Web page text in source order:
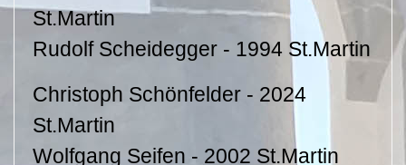
St.Martin
Rudolf Scheidegger - 1994 St.Martin
Christoph Schönfelder - 2024
St.Martin
Wolfgang Seifen - 2002 St.Martin